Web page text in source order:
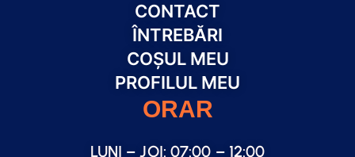
CONTACT
ÎNTREBĂRI
COȘUL MEU
PROFILUL MEU
ORAR
LUNI – JOI: 07:00 – 12:00